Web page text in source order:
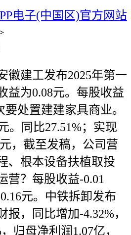
PP电子(中国区)官方网站
建工发布2025年第一
益为0.08元。每股收益
要处置建建家具商业。
。同比27.51%；实现
，截至发稿，公司营
、根本设备扶植取投
营？每股收益-0.01
元。中铁拆卸发布
报，同比增加-4.32%，
归母净利润1.07亿，